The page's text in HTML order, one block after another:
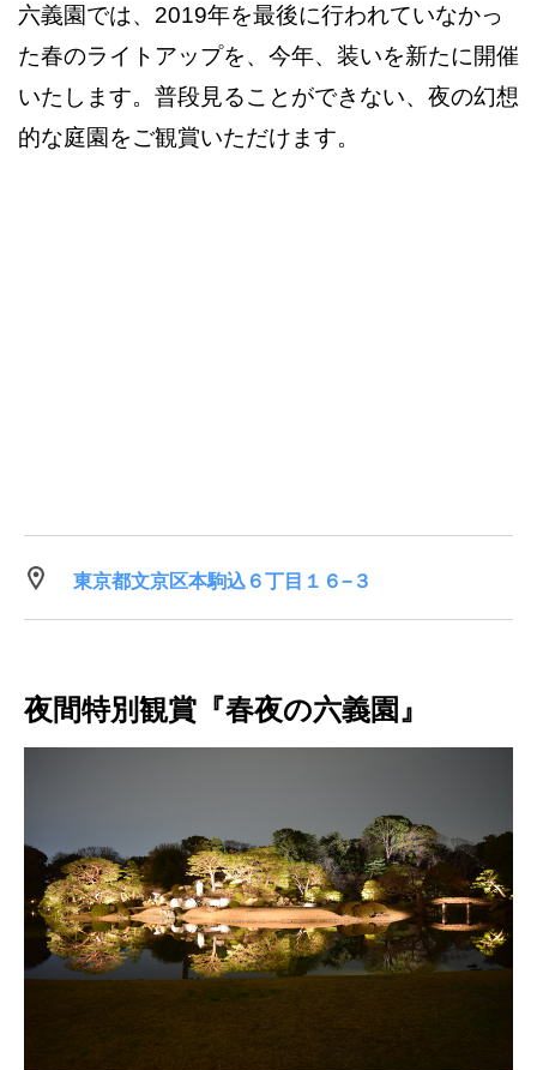
六義園では、2019年を最後に行われていなかっ
た春のライトアップを、今年、装いを新たに開催
いたします。普段見ることができない、夜の幻想
的な庭園をご観賞いただけます。
東京都文京区本駒込６丁目１６−３
夜間特別観賞『春夜の六義園』